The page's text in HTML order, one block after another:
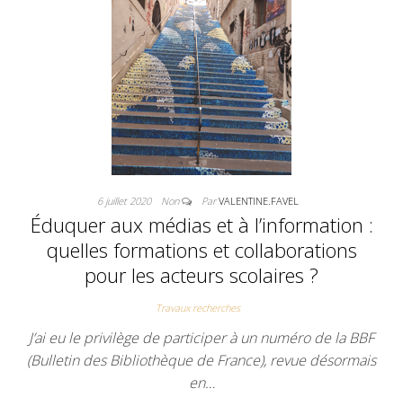
6 juillet 2020 Non ParVALENTINE.FAVEL
Éduquer aux médias et à l’information :
quelles formations et collaborations
pour les acteurs scolaires ?
Travaux recherches
J’ai eu le privilège de participer à un numéro de la BBF
(Bulletin des Bibliothèque de France), revue désormais
en…